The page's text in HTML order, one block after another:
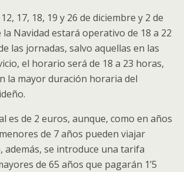
17, 18, 19 y 26 de diciembre y 2 de
Navidad estará operativo de 18 a 22
las jornadas, salvo aquellas en las
el horario será de 18 a 23 horas,
la mayor duración horaria del
es de 2 euros, aunque, como en años
de 7 años pueden viajar
además, se introduce una tarifa
de 65 años que pagarán 1’5